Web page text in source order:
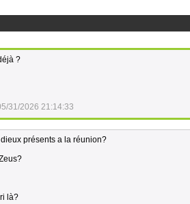
?
31/2026 21:14:33
présents a la réunion?
là?